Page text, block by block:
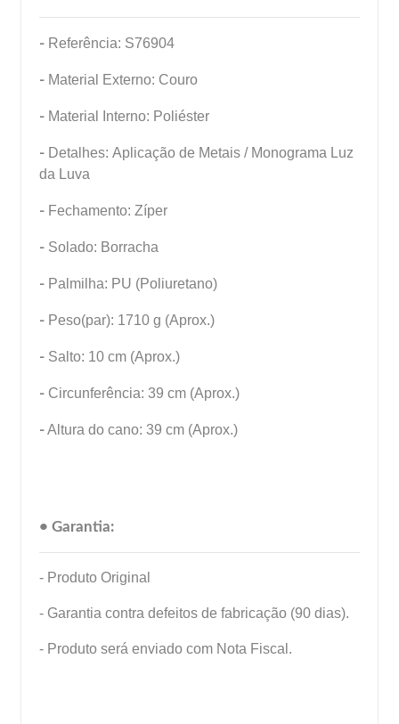
- Referência: S76904
- Material Externo: Couro
- Material Interno: Poliéster
- Detalhes: Aplicação de Metais / Monograma Luz
da Luva
- Fechamento: Zíper
- Solado: Borracha
- Palmilha: PU (Poliuretano)
- Peso(par): 1710 g (Aprox.)
- Salto: 10 cm (Aprox.)
- Circunferência: 39 cm (Aprox.)
-Altura do cano: 39 cm (Aprox.)
• Garantia:
- Produto Original
- Garantia contra defeitos de fabricação (90 dias).
- Produto será enviado com Nota Fiscal.